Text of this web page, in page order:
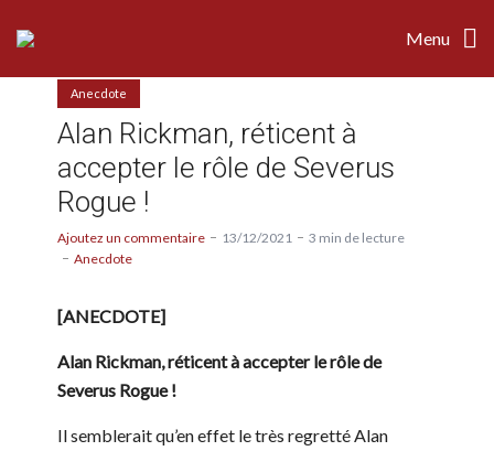
Menu
Anecdote
Alan Rickman, réticent à
accepter le rôle de Severus
Rogue !
Ajoutez un commentaire 13/12/2021
3 min de lecture
Anecdote
[ANECDOTE]
Alan Rickman, réticent à accepter le rôle de
Severus Rogue !
Il semblerait qu’en effet le très regretté Alan